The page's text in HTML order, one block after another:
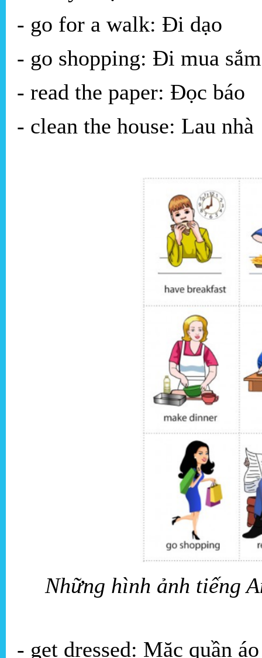
- go for a walk: Đi dạo
- go shopping: Đi mua sắm
- read the paper: Đọc báo
- clean the house: Lau nhà
Những hình ảnh tiếng
- get dressed: Mặc quần áo